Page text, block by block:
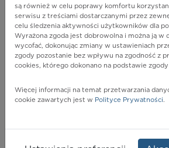
POKAŻ
są również w celu poprawy komfortu
serwisu z treściami dostarczanymi przez
celu śledzenia aktywności użytkowników dla
Wyrażona zgoda jest dobrowolna i można ją w
wycofać, dokonując zmiany w ustawieniach
zgody pozostanie bez wpływu na zgodność z
cookies, którego dokonano na podstawie
Więcej informacji na temat przetwarzania
cookie zawartych jest w Polityce Prywatności.